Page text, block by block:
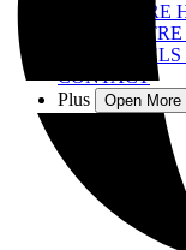
NOTRE
CONTACT
Plus
Open More